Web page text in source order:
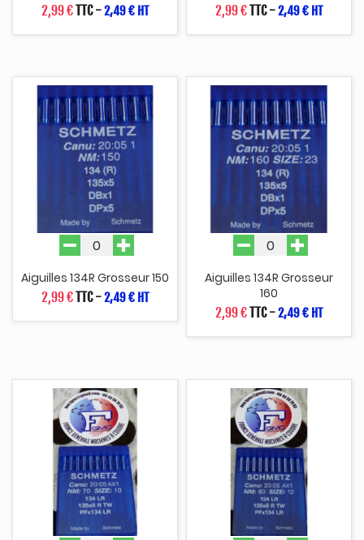
2,99 €TTC-2,49 € HT
2,99 €TTC-2,49 € HT
Aiguilles 134R Grosseur 150
2,99 €TTC-2,49 € HT
Aiguilles 134R Grosseur
160
2,99 €TTC-2,49 € HT